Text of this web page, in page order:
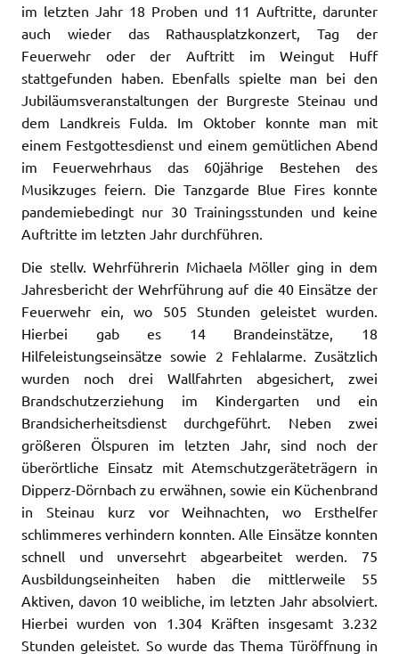
im letzten Jahr 18 Proben und 11 Auftritte, darunter
auch wieder das Rathausplatzkonzert, Tag der
Feuerwehr oder der Auftritt im Weingut Huff
stattgefunden haben. Ebenfalls spielte man bei den
Jubiläumsveranstaltungen der Burgreste Steinau und
dem Landkreis Fulda. Im Oktober konnte man mit
einem Festgottesdienst und einem gemütlichen Abend
im Feuerwehrhaus das 60jährige Bestehen des
Musikzuges feiern. Die Tanzgarde Blue Fires konnte
pandemiebedingt nur 30 Trainingsstunden und keine
Auftritte im letzten Jahr durchführen.
Die stellv. Wehrführerin Michaela Möller ging in dem
Jahresbericht der Wehrführung auf die 40 Einsätze der
Feuerwehr ein, wo 505 Stunden geleistet wurden.
Hierbei gab es 14 Brandeinstätze, 18
Hilfeleistungseinsätze sowie 2 Fehlalarme. Zusätzlich
wurden noch drei Wallfahrten abgesichert, zwei
Brandschutzerziehung im Kindergarten und ein
Brandsicherheitsdienst durchgeführt. Neben zwei
größeren Ölspuren im letzten Jahr, sind noch der
überörtliche Einsatz mit Atemschutzgeräteträgern in
Dipperz-Dörnbach zu erwähnen, sowie ein Küchenbrand
in Steinau kurz vor Weihnachten, wo Ersthelfer
schlimmeres verhindern konnten. Alle Einsätze konnten
schnell und unversehrt abgearbeitet werden. 75
Ausbildungseinheiten haben die mittlerweile 55
Aktiven, davon 10 weibliche, im letzten Jahr absolviert.
Hierbei wurden von 1.304 Kräften insgesamt 3.232
Stunden geleistet. So wurde das Thema Türöffnung in